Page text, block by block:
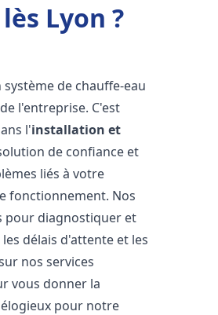
Lyon ?
de chauffe-eau
l'entreprise. C'est
l'installation et
de confiance et
liés à votre
fonctionnement. Nos
pour diagnostiquer et
délais d'attente et les
nos services
vous donner la
pour notre